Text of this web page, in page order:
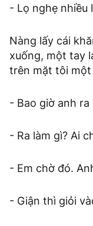
- Lọ nghẹ nhiều
Nàng lấy cái
xuống, một tay
trên mặt tôi một
- Bao giờ anh
- Ra làm gì? Ai
- Em chờ đó.
- Giận thì giỏi